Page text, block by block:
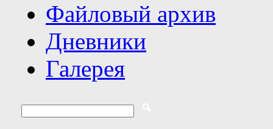
Файловый архив
Дневники
Галерея